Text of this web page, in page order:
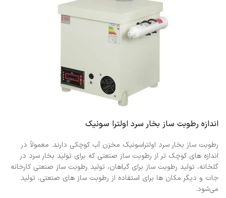
اندازه رطوبت ساز بخار سرد اولترا سونیک
رطوبت ساز بخار سرد اولتراسونیک مخزن آب کوچکی دارند. معمولاً در
اندازه های کوچک تر از رطوبت ساز صنعتی که برای تولید بخار سرد در
گلخانه، تولید رطوبت ساز برای گیاهان، تولید رطوبت ساز صنعتی کارخانه
جات و دیگر مکان ها برای استفاده از رطوبت ساز های صنعتی، تولید
می‌شود.